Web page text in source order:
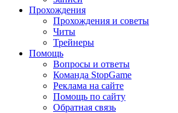
Прохождения
Прохождения и советы
Читы
Трейнеры
Помощь
Вопросы и ответы
Команда StopGame
Реклама на сайте
Помощь по сайту
Обратная связь